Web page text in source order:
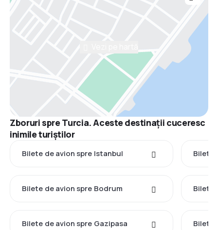
Zboruri spre Turcia. Aceste destinații cuceresc
inimile turiștilor
Bilete de avion spre Istanbul Bilete
Bilete de avion spre Bodrum Bilete
Bilete de avion spre Gazipasa Bilete